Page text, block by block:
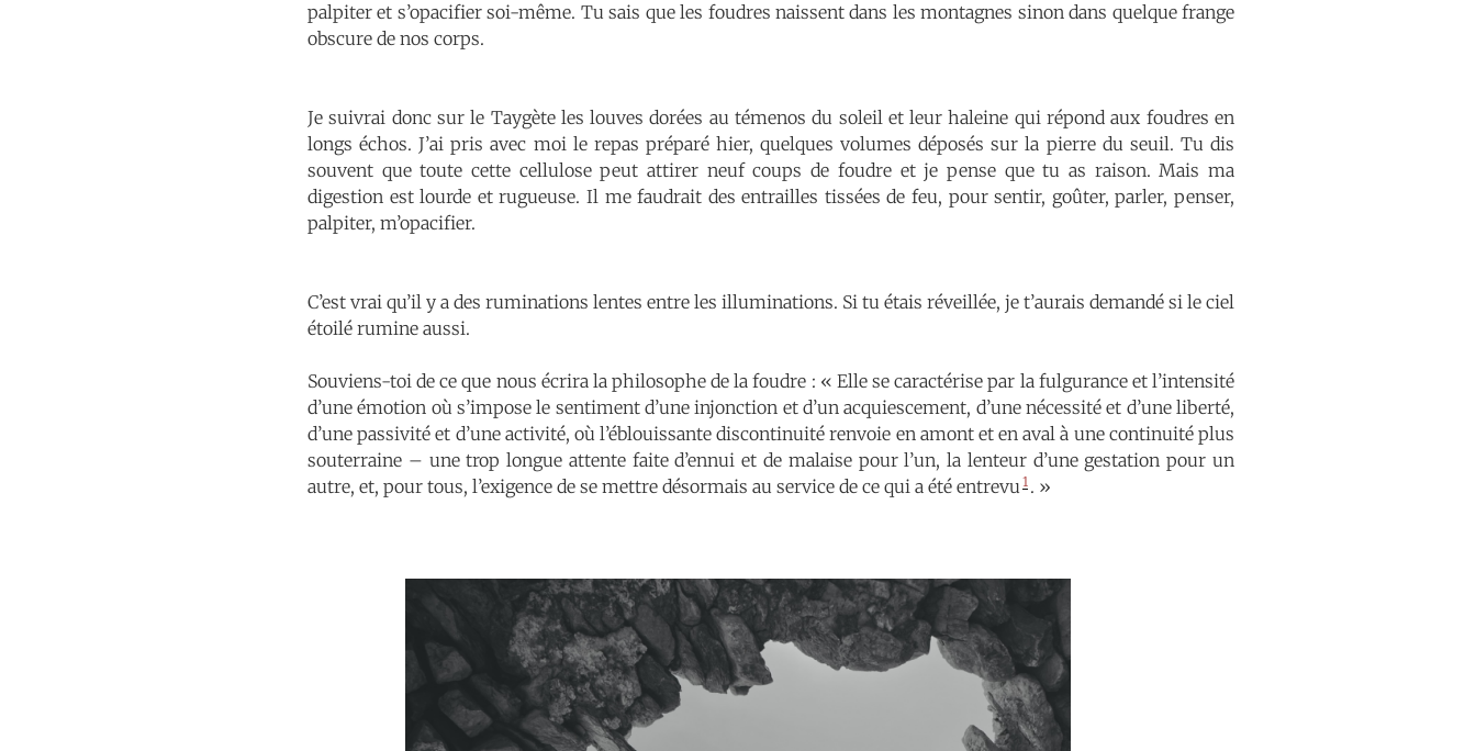
palpiter et s’opacifier soi-même. Tu sais que les foudres naissent dans les montagnes sinon dans quelque frange
obscure de nos corps.
Je suivrai donc sur le Taygète les louves dorées au témenos du soleil et leur haleine qui répond aux foudres en
longs échos. J’ai pris avec moi le repas préparé hier, quelques volumes déposés sur la pierre du seuil. Tu dis
souvent que toute cette cellulose peut attirer neuf coups de foudre et je pense que tu as raison. Mais ma
digestion est lourde et rugueuse. Il me faudrait des entrailles tissées de feu, pour sentir, goûter, parler, penser,
palpiter, m’opacifier.
C’est vrai qu’il y a des ruminations lentes entre les illuminations. Si tu étais réveillée, je t’aurais demandé si le ciel
étoilé rumine aussi.
Souviens-toi de ce que nous écrira la philosophe de la foudre : « Elle se caractérise par la fulgurance et l’intensité
d’une émotion où s’impose le sentiment d’une injonction et d’un acquiescement, d’une nécessité et d’une liberté,
d’une passivité et d’une activité, où l’éblouissante discontinuité renvoie en amont et en aval à une continuité plus
souterraine – une trop longue attente faite d’ennui et de malaise pour l’un, la lenteur d’une gestation pour un
autre, et, pour tous, l’exigence de se mettre désormais au service de ce qui a été entrevu1 . »